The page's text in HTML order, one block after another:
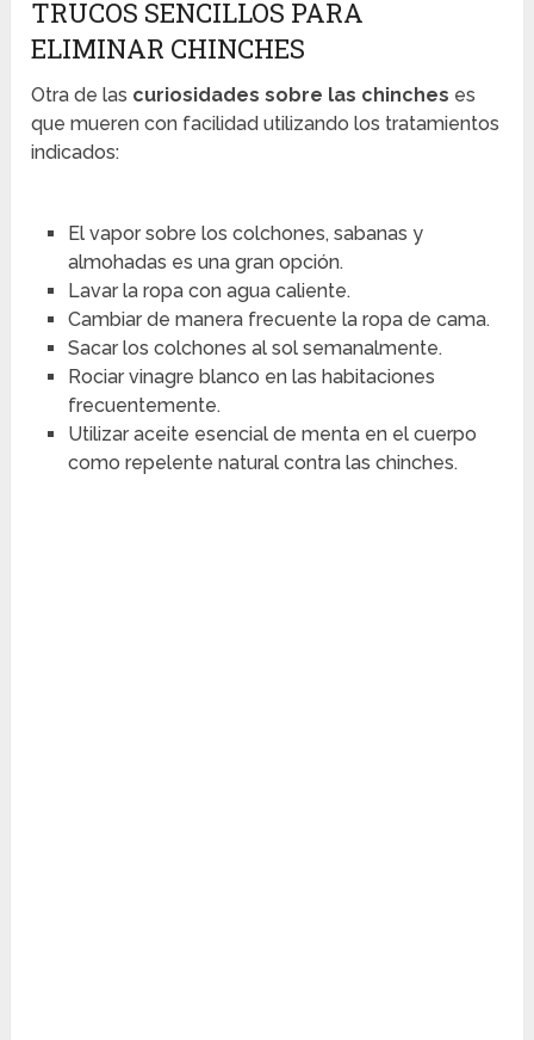
TRUCOS SENCILLOS PARA
ELIMINAR CHINCHES
Otra de las curiosidades sobre las chinches es
que mueren con facilidad utilizando los tratamientos
indicados:
El vapor sobre los colchones, sabanas y
almohadas es una gran opción.
Lavar la ropa con agua caliente.
Cambiar de manera frecuente la ropa de cama.
Sacar los colchones al sol semanalmente.
Rociar vinagre blanco en las habitaciones
frecuentemente.
Utilizar aceite esencial de menta en el cuerpo
como repelente natural contra las chinches.